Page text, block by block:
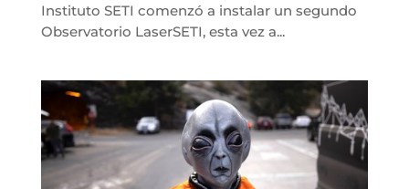
Instituto SETI comenzó a instalar un segundo
Observatorio LaserSETI, esta vez a...